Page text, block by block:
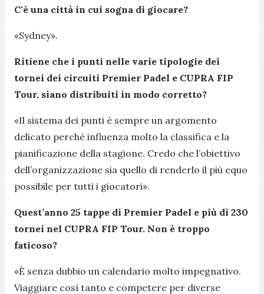
C'è una città in cui sogna di giocare?
«Sydney».
Ritiene che i punti nelle varie tipologie dei
tornei dei circuiti Premier Padel e CUPRA FIP
Tour, siano distribuiti in modo corretto?
«Il sistema dei punti è sempre un argomento
delicato perché influenza molto la classifica e la
pianificazione della stagione. Credo che l’obiettivo
dell’organizzazione sia quello di renderlo il più equo
possibile per tutti i giocatori».
Quest’anno 25 tappe di Premier Padel e più di 230
tornei nel CUPRA FIP Tour. Non è troppo
faticoso?
«È senza dubbio un calendario molto impegnativo.
Viaggiare così tanto e competere per diverse